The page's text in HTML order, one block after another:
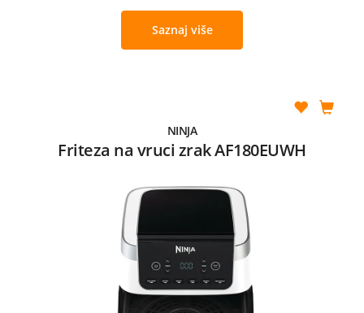
Saznaj više
NINJA
Friteza na vruci zrak AF180EUWH